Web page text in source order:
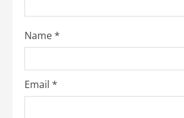
i
o
n
Name*
Email *